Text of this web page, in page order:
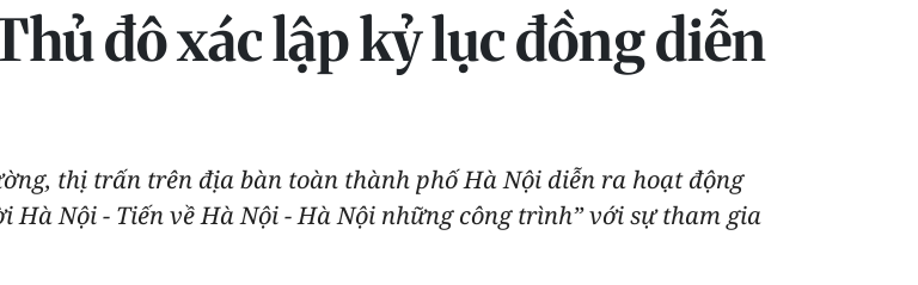
đô xác lập kỷ lục đồng diễn
thị trấn trên địa bàn toàn thành phố Hà Nội diễn ra hoạt động
Hà Nội - Tiến về Hà Nội - Hà Nội những công trình” với sự tham gia